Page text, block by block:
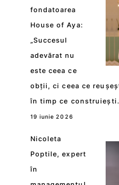
fondatoarea
House of Aya:
„Succesul
adevărat nu
este ceea ce
obții, ci ceea ce
în timp ce
19 iunie 2026
Nicoleta
Poptile, expert
în